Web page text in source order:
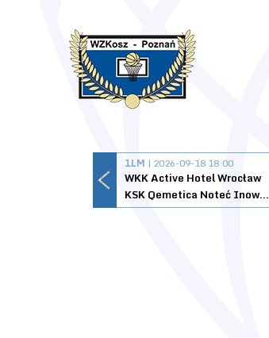
1LM | 2026-09-18 18:00
WKK Active Hotel Wrocław
KSK Qemetica Noteć Inowrocław